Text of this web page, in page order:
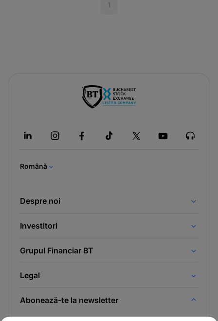
1
a
Română
Despre noi
Investitori
Grupul Financiar BT
Legal
Abonează-te la newsletter